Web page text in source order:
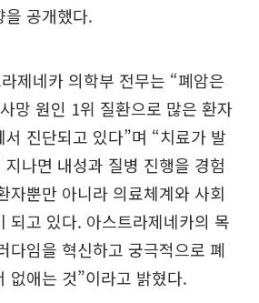
을 공개했다.
제네카 의학부 전무는 “폐암은
망 원인 1위 질환으로 많은 환자
진단되고 있다”며 “치료가 발
나면 내성과 질병 진행을 경험
자뿐만 아니라 의료체계와 사회
되고 있다. 아스트라제네카의 목
다임을 혁신하고 궁극적으로 폐
없애는 것”이라고 밝혔다.